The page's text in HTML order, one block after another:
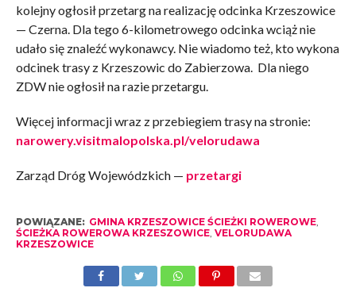
kolejny ogłosił przetarg na realizację odcinka Krzeszowice
— Czerna. Dla tego 6-kilometrowego odcinka wciąż nie
udało się znaleźć wykonawcy. Nie wiadomo też, kto wykona
odcinek trasy z Krzeszowic do Zabierzowa. Dla niego
ZDW nie ogłosił na razie przetargu.
Więcej informacji wraz z przebiegiem trasy na stronie:
narowery.visitmalopolska.pl/velorudawa
Zarząd Dróg Wojewódzkich — przetargi
POWIĄZANE: GMINA KRZESZOWICE ŚCIEŻKI ROWEROWE,
ŚCIEŻKA ROWEROWA KRZESZOWICE, VELORUDAWA
KRZESZOWICE